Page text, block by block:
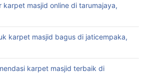
masjid online di tarumajaya,
karpet masjid bagus di jaticempaka,
karpet masjid terbaik di